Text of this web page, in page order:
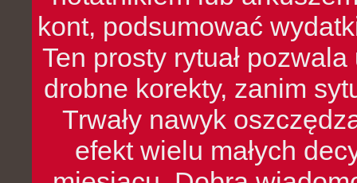
kont, podsumować
Ten prosty rytuał
drobne korekty, zanim
Trwały nawyk
efekt wielu małych